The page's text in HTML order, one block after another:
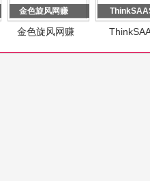
金色旋风网赚
金色旋风网赚